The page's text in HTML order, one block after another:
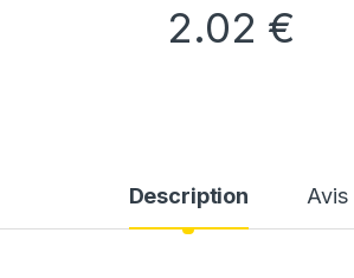
2.02 €
Description Avis